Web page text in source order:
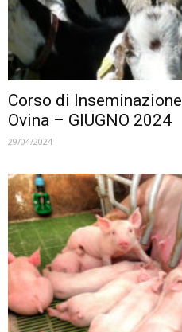
Corso di
Ovina – GIUGNO 2024
29/04/2024